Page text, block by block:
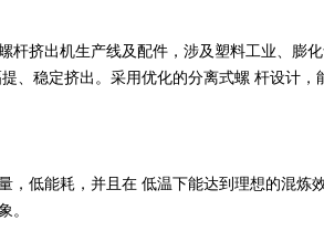
杆挤出机生产线及配件，涉及塑料工业、膨
、稳定挤出。采用优化的分离式螺 杆设计
，低能耗，并且在 低温下能达到理想的混
。